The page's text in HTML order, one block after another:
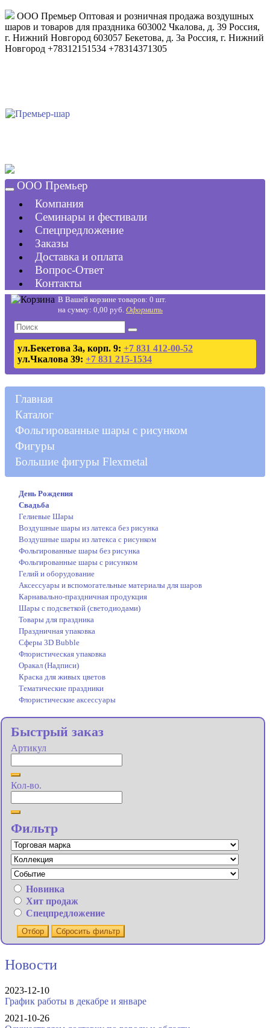
ООО Премьер Оптовая и розничная продажа воздушных
шаров и товаров для праздника 603002 Чкалова, д. 39 Россия,
г. Нижний Новгород 603057 Бекетова, д. 3а Россия, г. Нижний
Новгород +78312151534 +78314371305
ООО Премьер
Компания
Семинары и фестивали
Спецпредложение
Заказы
Доставка и оплата
Вопрос-Ответ
Контакты
В Вашей корзине товаров: 0 шт.
на сумму: 0,00 руб. Оформить
ул.Бекетова 3а, корп. 9: +7 831 412-00-52
ул.Чкалова 39: +7 831 215-1534
Главная
Каталог
Фольгированные шары с рисунком
Фигуры
Большие фигуры Flexmetal
День Рождения
Свадьба
Гелиевые Шары
Воздушные шары из латекса без рисунка
Воздушные шары из латекса с рисунком
Фольгированные шары без рисунка
Фольгированные шары с рисунком
Гелий и оборудование
Аксессуары и вспомогательные материалы для шаров
Карнавально-праздничная продукция
Шары с подсветкой (светодиодами)
Товары для праздника
Праздничная упаковка
Сферы 3D Bubble
Флористическая упаковка
Оракал (Надписи)
Краска для живых цветов
Тематические праздники
Флористические аксессуары
Быстрый заказ
Артикул
Кол-во.
Фильтр
Новинка
Хит продаж
Спецпредложение
Отбор Сбросить фильтр
Новости
2023-12-10
График работы в декабре и январе
2021-10-26